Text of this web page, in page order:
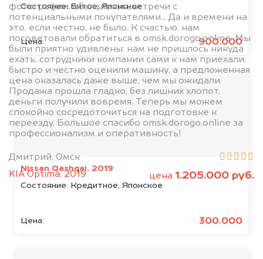
Состояние: Битое, Японское
Цена: 900.000
Nissan Qashqai, 2019
Состояние: Кредитное, Японское
Цена: 300.000
фотографии, объявления, встречи с
потенциальными покупателями... Да и времени на
это, если честно, не было. К счастью, нам
посоветовали обратиться в omsk.dorogo.online. Мы
были приятно удивлены: нам не пришлось никуда
ехать, сотрудники компании сами к нам приехали,
быстро и честно оценили машину, а предложенная
цена оказалась даже выше, чем мы ожидали.
Продажа прошла гладко, без лишних хлопот,
деньги получили вовремя. Теперь мы можем
спокойно сосредоточиться на подготовке к
переезду. Большое спасибо omsk.dorogo.online за
профессионализм и оперативность!
Дмитрий, Омск
KIA Optima, 2019
цена 1.205.000 руб.